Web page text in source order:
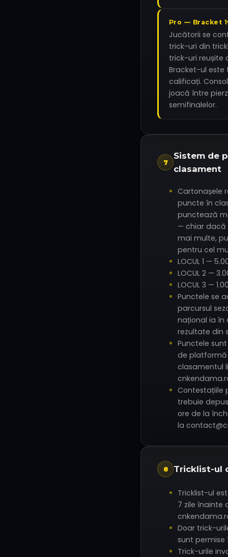
Pro — Bracket
Jucătorii se
trick-uri din
trick-uri reușite
Bracket-ul este
calificați.
joacă între
semifinalelor.
7
Sistem de
clasament
Cartonașele
puncte în
punctează
— chiar dacă
mai multe,
pentru cel
LOCUL 1 —
LOCUL 2 —
LOCUL 3 —
Punctele se
parcursul
național ia în
rezultate din
Punctele
de
clasamentul
Contestațiile
trebuie
ore de la
la
8 Tricklist-ul
Tricklist-ul
7 zile înainte
Doar trick-
sunt permise
Trick-urile